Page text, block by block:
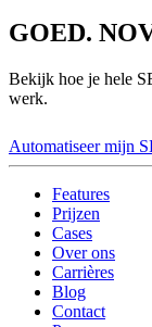
GOED.
Bekijk hoe je hele
werk.
Automatiseer mijn
Features
Prijzen
Cases
Over ons
Carrières
Blog
Contact